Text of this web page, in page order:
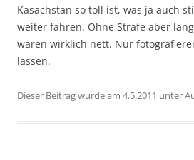
Kasachstan so toll ist, was ja auch
weiter fahren. Ohne Strafe aber
waren wirklich nett. Nur
lassen.
Dieser Beitrag wurde am 4.5.2011 unter